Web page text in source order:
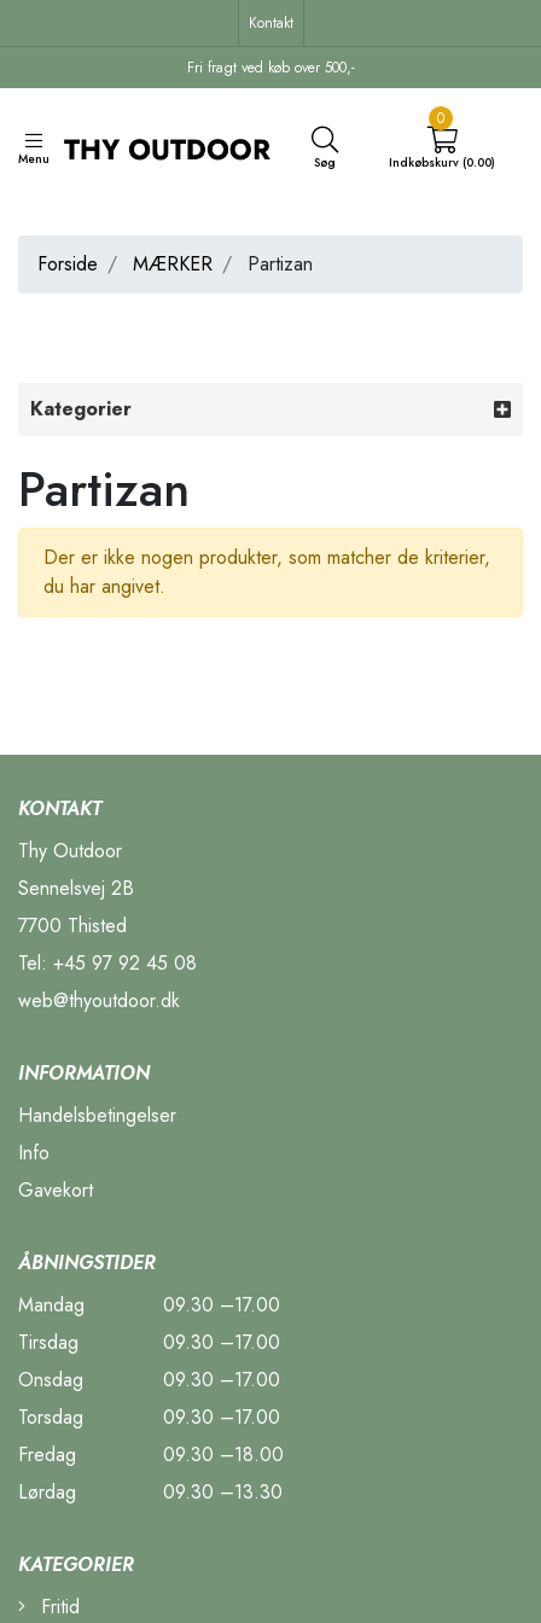
Fri fragt ved køb over 500,-
Kontakt
Menu Søg
0
Indkøbskurv (0.00)
Forside MÆRKER Partizan
Kategorier
Partizan
Der er ikke nogen produkter, som matcher de kriterier,
du har angivet.
KONTAKT
Thy Outdoor
Sennelsvej 2B
7700 Thisted
Tel: +45 97 92 45 08
web@thyoutdoor.dk
INFORMATION
Handelsbetingelser
Info
Gavekort
ÅBNINGSTIDER
Mandag
09.30 –17.00
Tirsdag
09.30 –17.00
Onsdag
09.30 –17.00
Torsdag
09.30 –17.00
Fredag
09.30 –18.00
Lørdag
09.30 –13.30
KATEGORIER
Fritid